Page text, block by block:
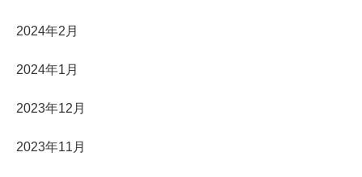
2024年2月
2024年1月
2023年12月
2023年11月